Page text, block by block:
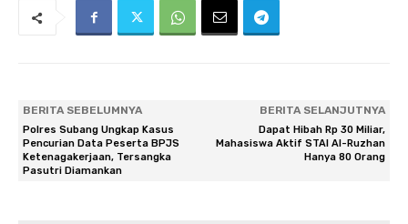
BERITA SEBELUMNYA
Polres Subang Ungkap Kasus
Pencurian Data Peserta BPJS
Ketenagakerjaan, Tersangka
Pasutri Diamankan
BERITA SELANJUTNYA
Dapat Hibah Rp 30 Miliar,
Mahasiswa Aktif STAI Al-Ruzhan
Hanya 80 Orang